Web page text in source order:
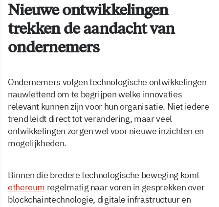
Nieuwe ontwikkelingen
trekken de aandacht van
ondernemers
Ondernemers volgen technologische ontwikkelingen
nauwlettend om te begrijpen welke innovaties
relevant kunnen zijn voor hun organisatie. Niet iedere
trend leidt direct tot verandering, maar veel
ontwikkelingen zorgen wel voor nieuwe inzichten en
mogelijkheden.
Binnen die bredere technologische beweging komt
ethereum regelmatig naar voren in gesprekken over
blockchaintechnologie, digitale infrastructuur en